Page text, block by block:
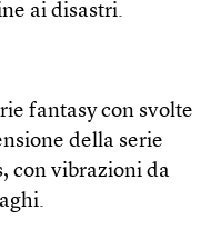
ai disastri.
fantasy con svolte
della serie
con vibrazioni da